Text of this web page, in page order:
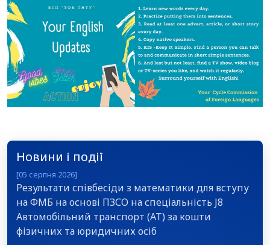
Новини і події
[05 серпня 2026]
Результати співбесіди з математики для вступу
на ФМБ на основі ПЗСО на спеціальність J8
Автомобільний транспорт (АТ) за кошти
фізичних та юридичних осіб